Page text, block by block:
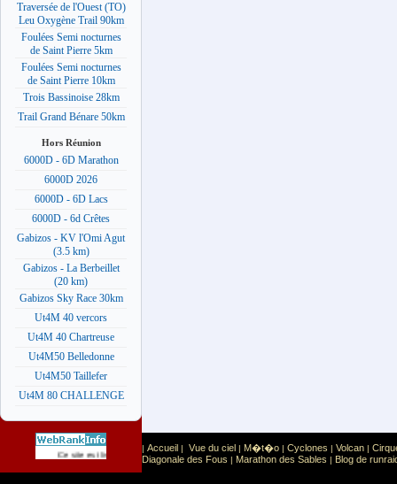
Traversée de l'Ouest (TO)
Leu Oxygène Trail 90km
Foulées Semi nocturnes
de Saint Pierre 5km
Foulées Semi nocturnes
de Saint Pierre 10km
Trois Bassinoise 28km
Trail Grand Bénare 50km
Hors Réunion
6000D - 6D Marathon
6000D 2026
6000D - 6D Lacs
6000D - 6d Crêtes
Gabizos - KV l'Omi Agut
(3.5 km)
Gabizos - La Berbeillet
(20 km)
Gabizos Sky Race 30km
Ut4M 40 vercors
Ut4M 40 Chartreuse
Ut4M50 Belledonne
Ut4M50 Taillefer
Ut4M 80 CHALLENGE
Ce site est list� dans la cat�gorie Sport Sports extr�mes
| Accueil | Vue du ciel | M�t�o | Cyclones | Volcan |
Diagonale des Fous | Marathon des Sables | Blog de